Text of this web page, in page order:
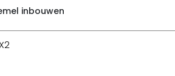
inbouwen